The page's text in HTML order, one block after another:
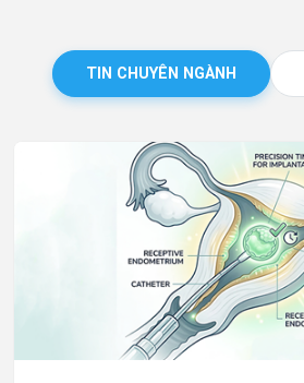
TIN CHUYÊN NGÀNH